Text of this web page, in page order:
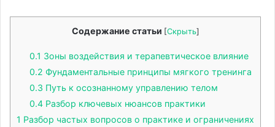
Содержание статьи [Скрыть]
0.1 Зоны воздействия и терапевтическое влияние
0.2 Фундаментальные принципы мягкого тренинга
0.3 Путь к осознанному управлению телом
0.4 Разбор ключевых нюансов практики
1 Разбор частых вопросов о практике и ограничениях